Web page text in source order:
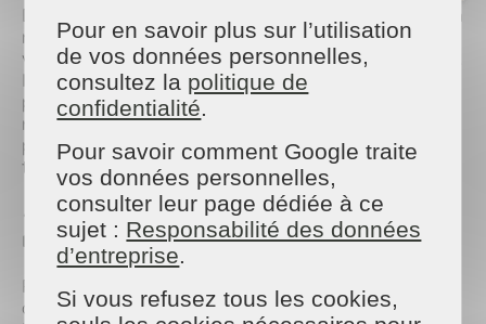
Dites adieu aux essuie-tout jetables ! Les chiffons en
microfibres permettent de nettoyer efficacement
vos surfaces sans nécessiter de produits chimiques.
Ils capturent la poussière et les saletés en un seul
passage. Pour un entretien optimal, lavez-les
régulièrement à basse température. À Vitré,
privilégiez les magasins locaux ou marchés pour
trouver des versions éco-responsables.
4. Fabriquez votre propre nettoyant
multi-usage
Pourquoi acheter des produits ménagers souvent
agressifs pour l’environnement ? Avec quelques
Pour en savoir plus sur l’utilisation
de vos données personnelles,
consultez la politique de
confidentialité.
Pour savoir comment Google traite
vos données personnelles,
consulter leur page dédiée à ce
sujet : Responsabilité des données
d’entreprise.
Si vous refusez tous les cookies,